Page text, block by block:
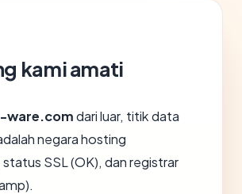
kami amati
ware.comdari luar, titik data
negara hosting
SSL (OK), dan registrar